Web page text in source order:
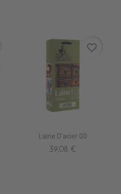
Laine D'acier 00
39,08 €
favorite_border